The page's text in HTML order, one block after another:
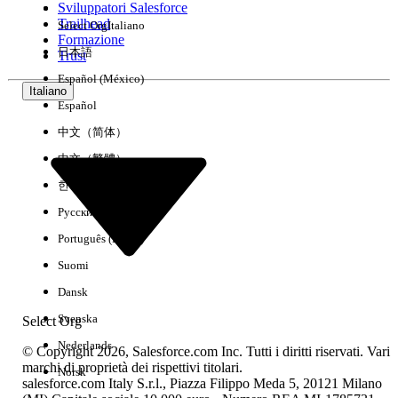
Esperienza
Nessun risultato
Sviluppatori Salesforce
Trailhead
Formazione
Trust
Italiano
Select Org
Select OrgItaliano
日本語
Español (México)
Español
中文（简体）
中文（繁體）
한국어
Русский
Português (Brasil)
Suomi
Dansk
Svenska
Nederlands
Norsk
© Copyright 2026, Salesforce.com Inc. Tutti i diritti riservati. Vari
marchi di proprietà dei rispettivi titolari.
salesforce.com Italy S.r.l., Piazza Filippo Meda 5, 20121 Milano